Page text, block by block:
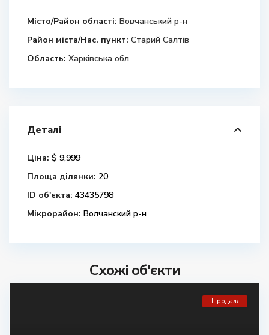
Місто/Район області: Вовчанський р-н
Район міста/Нас. пункт: Старий Салтів
Область: Харківська обл
Деталі
Ціна: $ 9,999
Площа ділянки: 20
ID об'єкта: 43435798
Мікрорайон: Волчанский р-н
Схожі об'єкти
Продаж